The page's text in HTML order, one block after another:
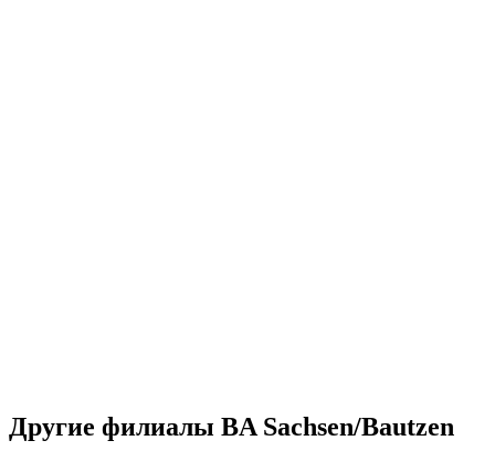
Другие филиалы BA Sachsen/Bautzen